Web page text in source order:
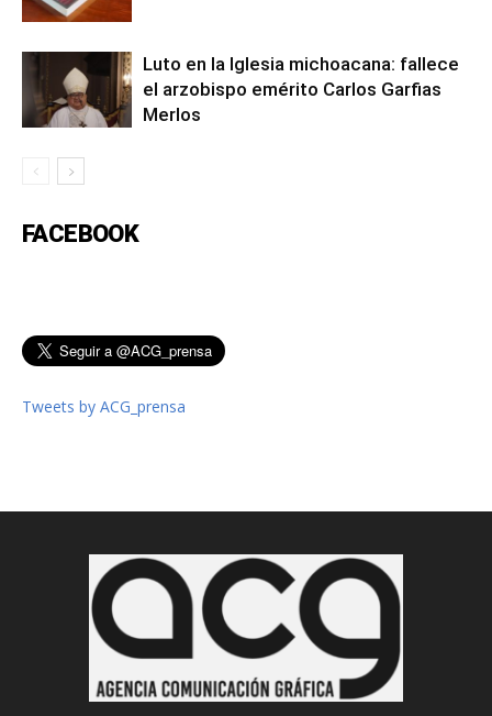
Luto en la Iglesia michoacana: fallece
el arzobispo emérito Carlos Garfias
Merlos
FACEBOOK
Tweets by ACG_prensa